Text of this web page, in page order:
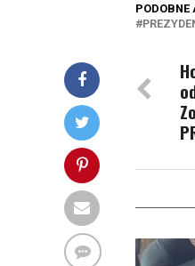
PODOBNE